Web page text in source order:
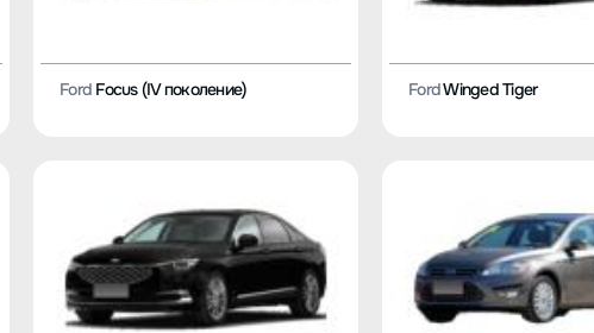
Ford Focus (IV поколение) FordWinged Tiger